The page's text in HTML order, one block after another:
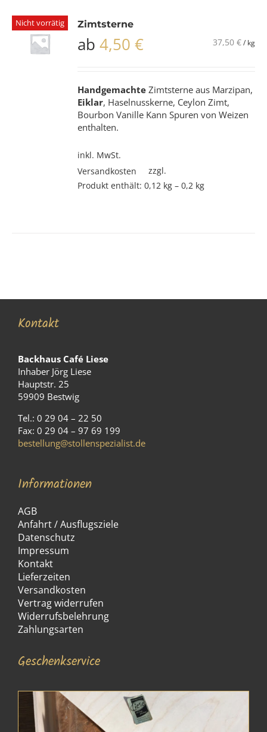
Nicht vorrätig Zimtsterne
ab4,50€ 37,50 €/ kg
Handgemachte Zimtsterne aus Marzipan,
Eiklar, Haselnusskerne, Ceylon Zimt,
Bourbon Vanille Kann Spuren von Weizen
enthalten.
inkl. MwSt.
zzgl.
Versandkosten
Produkt enthält: 0,12 kg – 0,2 kg
Kontakt
Backhaus Café Liese
Inhaber Jörg Liese
Hauptstr. 25
59909 Bestwig
Tel.: 0 29 04 – 22 50
Fax: 0 29 04 – 97 69 199
bestellung@stollenspezialist.de
Informationen
AGB
Anfahrt / Ausflugsziele
Datenschutz
Impressum
Kontakt
Lieferzeiten
Versandkosten
Vertrag widerrufen
Widerrufsbelehrung
Zahlungsarten
Geschenkservice